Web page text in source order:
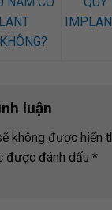
luận
không được hiển
được đánh dấu *